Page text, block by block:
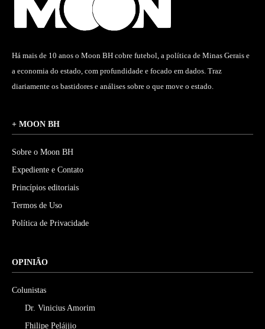
Há mais de 10 anos o Moon BH cobre futebol, a política de Minas Gerais e
a economia do estado, com profundidade e focado em dados. Traz
diariamente os bastidores e análises sobre o que move o estado.
+ MOON BH
Sobre o Moon BH
Expediente e Contato
Princípios editoriais
Termos de Uso
Política de Privacidade
OPINIÃO
Colunistas
Dr. Vinicius Amorim
Fhilipe Pelájjio